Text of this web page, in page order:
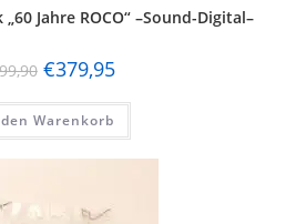
Jahre ROCO“ –Sound-Digital–
€379,95
Warenkorb